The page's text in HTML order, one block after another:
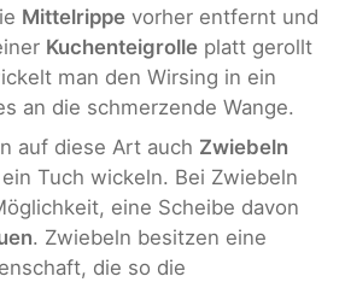
Mittelrippe vorher entfernt und
Kuchenteigrolle platt gerollt
man den Wirsing in ein
an die schmerzende Wange.
auf diese Art auch Zwiebeln
Tuch wickeln. Bei Zwiebeln
eine Scheibe davon
. Zwiebeln besitzen eine
die so die